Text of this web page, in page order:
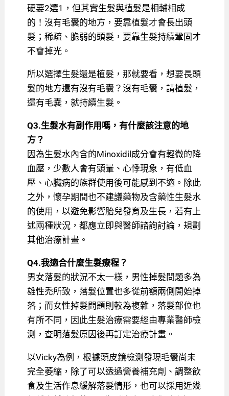
硬要2選1，但其實生髮與植髮是相輔相成
的！沒有毛囊的地方，要靠植髮才會長出頭
髮；稀疏、脆弱的頭髮，要靠生髮持續鞏固才
不會掉光。
所以選擇生髮還是植髮，那就要看，想要長頭
髮的地方還有沒有毛囊？沒有毛囊，請植髮，
還有毛囊，就持續生髮。
Q3.生髮水有副作用嗎，有什麼該注意的地
方？
因為生髮水內含的Minoxidil成分會有輕微的降
血壓，少數人會有頭暈、心悸現象，有低血
壓、心臟病的族群使用後可能感到不適。除此
之外，懷孕期間也不建議藥物及含藥性生髮水
的使用，以避免影響胎兒發育及生長，若有上
述兩種狀況，都應立即與醫師諮詢討論，規劃
其他治療計畫。
Q4.我適合什麼生髮療程？
男女落髮的狀況不太一樣，男性掉髮問題多為
雄性禿所致，落髮位置也多從前額兩側開始掉
落；而女性掉髮問題則較為複雜，落髮部位也
有所不同，因此生髮治療需要經由專業醫師檢
測，查明落髮原因後再訂定治療計畫。
以Vicky為例，根據頭皮鏡檢測發現毛囊尚未
完全萎縮，除了可以透過營養補充劑、調整飲
食及生活作息緩解落髮情形，也可以採用近幾